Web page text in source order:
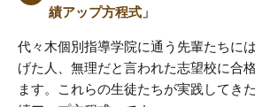
績アップ方程式」
代々木個別指導学院に通う先輩たちに
げた人、無理だと言われた志望校に合
ます。これらの生徒たちが実践してき